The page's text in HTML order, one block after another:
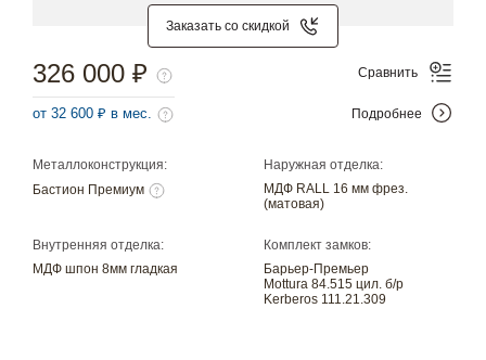
Заказать со скидкой
Металлоконструкция:
Бастион Премиум
Наружная отделка:
МДФ RALL 16 мм фрез.
(матовая)
Внутренняя отделка:
МДФ шпон 8мм гладкая
Комплект замков:
Барьер-Премьер
Mottura 84.515 цил. б/р
Kerberos 111.21.309
326 000 ₽
от 32 600 ₽ в мес.
Сравнить
Подробнее